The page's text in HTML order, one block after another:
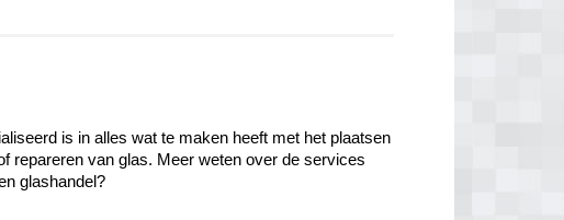
is in alles wat te maken heeft met het plaatsen
repareren van glas. Meer weten over de services
glashandel?